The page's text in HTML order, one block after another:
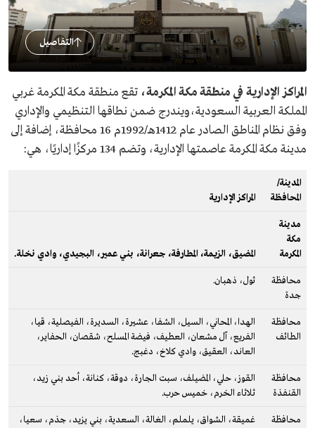
التفاصيل
المراكز الإدارية في منطقة مكة المكرمة، تقع منطقة مكة المكرمة غربي
المملكة العربية السعودية،ويندرج ضمن نطاقها التنظيمي والإداري
وفق نظام المناطق الصادر عام 1412هـ/1992م 16 محافظة، إضافة إلى
مدينة مكة المكرمة عاصمتها الإدارية، وتضم 134 مركزًا إداريًا، هي:
المدينة/
المحافظة
المراكز الإدارية
مدينة
مكة
المكرمة
المضيق، الزيمة، المطارفة، جعرانة، بني عمير، البجيدي، وادي نخلة.
محافظة
جدة
ثول، ذهبان.
محافظة
الطائف
الهدا، المحاني، السيل، الشفا، عشيرة، السديرة، الفيصلية، قيا،
الفريع، آل مشعان، العطيف، فيضة المسلح، شقصان، الحفاير،
العاند، العقيق، وادي كلاخ، دغبج.
محافظة
القنفذة
القوز، حلي، المضيلف، سبت الجارة، دوقة، كنانة، أحد بني زيد،
ثلاثاء الخرم، خميس حرب.
محافظة
غميقة، الشواق، يلملم، الغالة، السعدية، بني يزيد، جذم، سعيا،